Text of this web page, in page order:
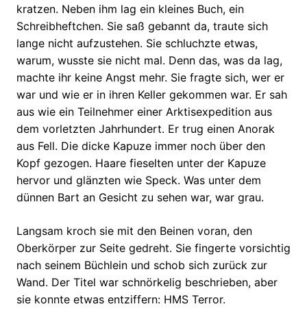
kratzen. Neben ihm lag ein kleines Buch, ein
Schreibheftchen. Sie saß gebannt da, traute sich
lange nicht aufzustehen. Sie schluchzte etwas,
warum, wusste sie nicht mal. Denn das, was da lag,
machte ihr keine Angst mehr. Sie fragte sich, wer er
war und wie er in ihren Keller gekommen war. Er sah
aus wie ein Teilnehmer einer Arktisexpedition aus
dem vorletzten Jahrhundert. Er trug einen Anorak
aus Fell. Die dicke Kapuze immer noch über den
Kopf gezogen. Haare fieselten unter der Kapuze
hervor und glänzten wie Speck. Was unter dem
dünnen Bart an Gesicht zu sehen war, war grau.
Langsam kroch sie mit den Beinen voran, den
Oberkörper zur Seite gedreht. Sie fingerte vorsichtig
nach seinem Büchlein und schob sich zurück zur
Wand. Der Titel war schnörkelig beschrieben, aber
sie konnte etwas entziffern: HMS Terror.